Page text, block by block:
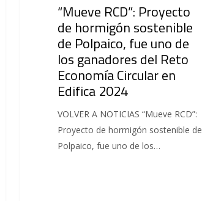
“Mueve RCD”: Proyecto
de hormigón sostenible
de Polpaico, fue uno de
los ganadores del Reto
Economía Circular en
Edifica 2024
VOLVER A NOTICIAS “Mueve RCD”:
Proyecto de hormigón sostenible de
Polpaico, fue uno de los…